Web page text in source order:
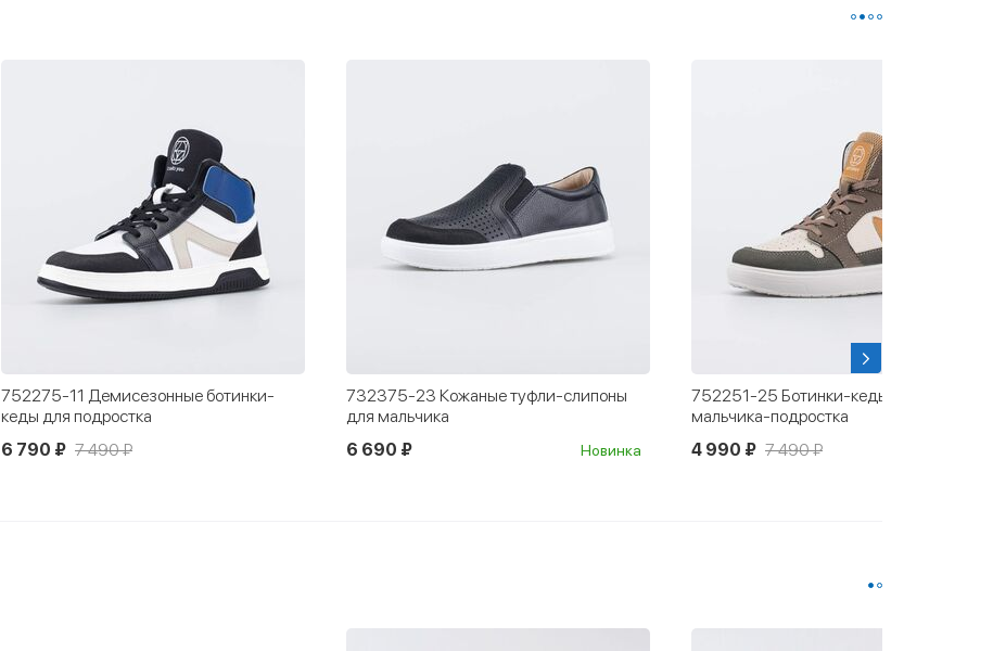
752275-11 Демисезонные ботинки-
кеды для подростка
6 790 ₽ 7 490 ₽
732375-23 Кожаные туфли-слипоны
для мальчика
6 690 ₽
Новинка
752251-25 Ботинки-кеды для
мальчика-подростка
4 990 ₽ 7 490 ₽